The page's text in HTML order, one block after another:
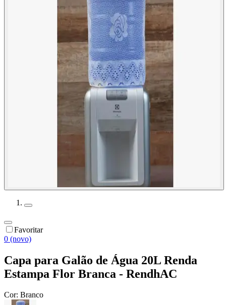
Favoritar
0 (novo)
Capa para Galão de Água 20L Renda
Estampa Flor Branca - RendhAC
Cor: Branco